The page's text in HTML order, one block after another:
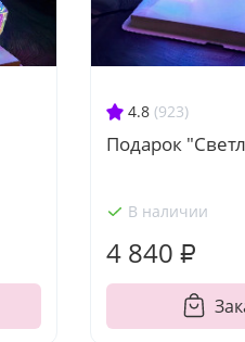
4.8 (923)
Подарок
В наличии
4 840 ₽